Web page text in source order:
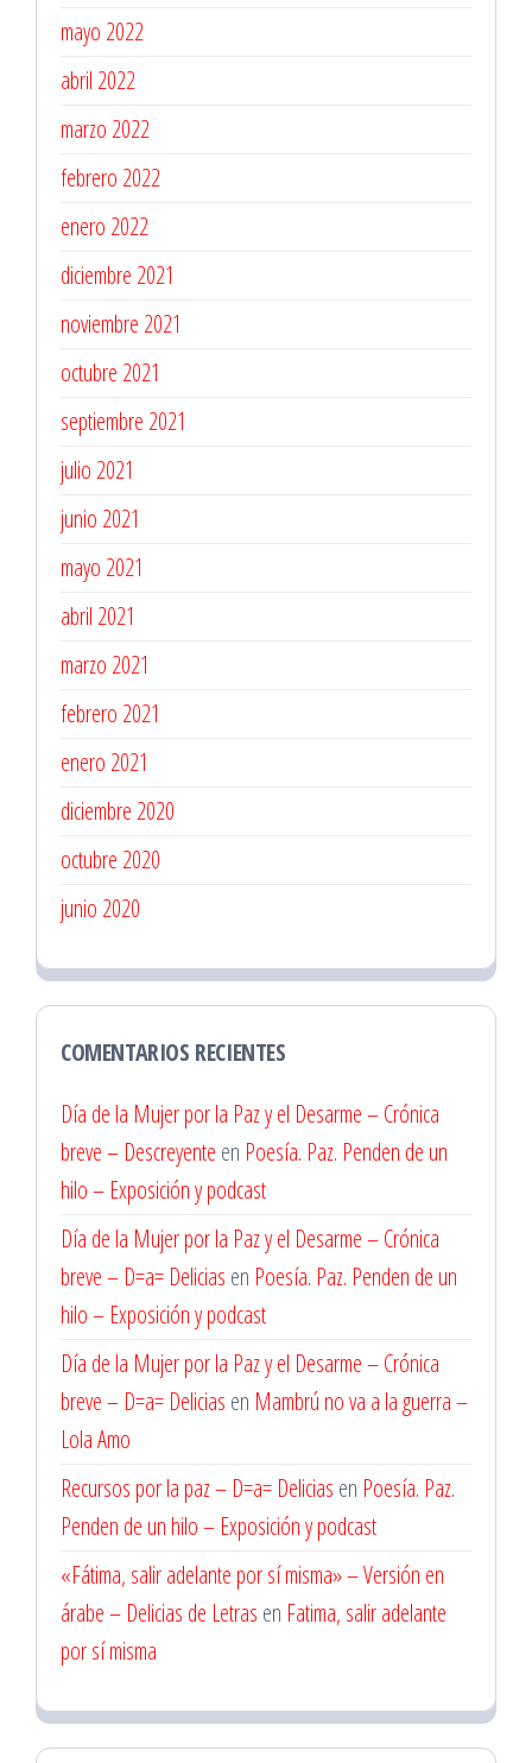
mayo 2022
abril 2022
marzo 2022
febrero 2022
enero 2022
diciembre 2021
noviembre 2021
octubre 2021
septiembre 2021
julio 2021
junio 2021
mayo 2021
abril 2021
marzo 2021
febrero 2021
enero 2021
diciembre 2020
octubre 2020
junio 2020
COMENTARIOS RECIENTES
Día de la Mujer por la Paz y el Desarme – Crónica
breve – Descreyente en Poesía. Paz. Penden de un
hilo – Exposición y podcast
Día de la Mujer por la Paz y el Desarme – Crónica
breve – D=a= Delicias en Poesía. Paz. Penden de un
hilo – Exposición y podcast
Día de la Mujer por la Paz y el Desarme – Crónica
breve – D=a= Delicias en Mambrú no va a la guerra –
Lola Amo
Recursos por la paz – D=a= Delicias en Poesía. Paz.
Penden de un hilo – Exposición y podcast
«Fátima, salir adelante por sí misma» – Versión en
árabe – Delicias de Letras en Fatima, salir adelante
por sí misma